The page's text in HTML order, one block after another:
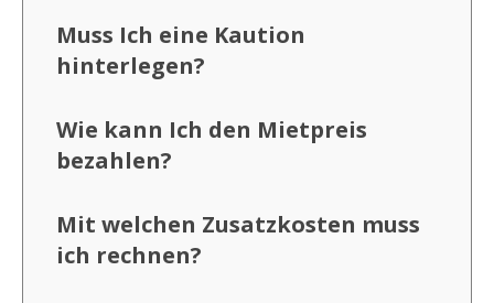
Muss Ich eine Kaution
hinterlegen?
Wie kann Ich den Mietpreis
bezahlen?
Mit welchen Zusatzkosten muss
ich rechnen?